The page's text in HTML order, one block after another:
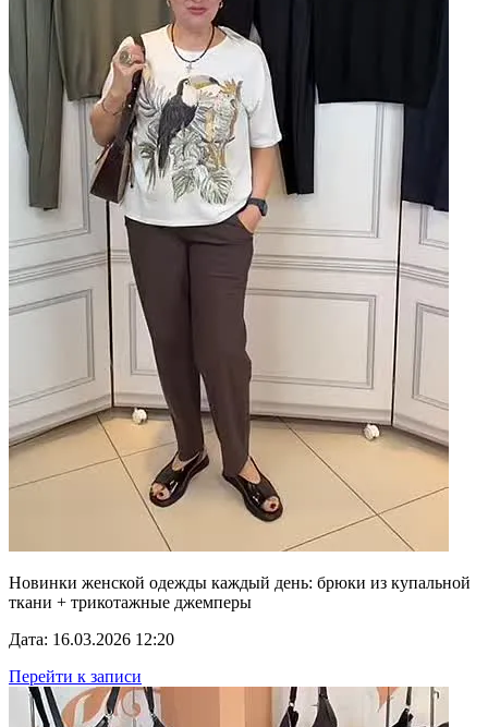
Новинки женской одежды каждый день: брюки из купальной
ткани + трикотажные джемперы
Дата: 16.03.2026 12:20
Перейти к записи